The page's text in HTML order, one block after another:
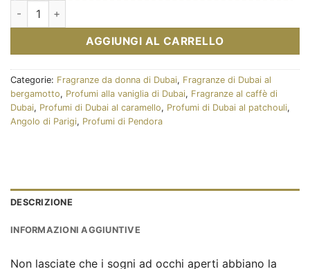
Eau de parfum La nuit Pendora 100ml – Pendora Scents
AGGIUNGI AL CARRELLO
Categorie: Fragranze da donna di Dubai, Fragranze di Dubai al
bergamotto, Profumi alla vaniglia di Dubai, Fragranze al caffè di
Dubai, Profumi di Dubai al caramello, Profumi di Dubai al patchouli,
Angolo di Parigi, Profumi di Pendora
DESCRIZIONE
INFORMAZIONI AGGIUNTIVE
Non lasciate che i sogni ad occhi aperti abbiano la